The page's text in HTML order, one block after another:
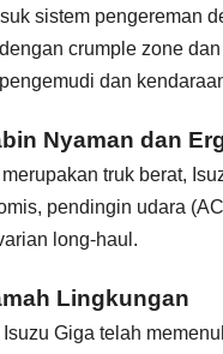
sistem pengereman
crumple zone
dan
Nyaman dan
merupakan truk berat,
pendingin udara
long-haul.
Lingkungan
Isuzu Giga telah